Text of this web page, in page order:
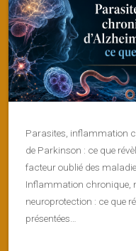
Parasites, inflammation
de Parkinson : ce que
facteur oublié des
Inflammation chronique,
neuroprotection : ce que
présentées…